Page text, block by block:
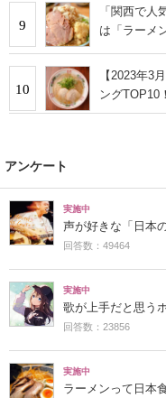
9
「関西で
は「ラーメ
10
【2023年3
ングTOP10
アンケート
実施中
声が好きな「日本
回答数：49464
実施中
歌が上手だと思う
回答数：23856
実施中
ラーメンって日本